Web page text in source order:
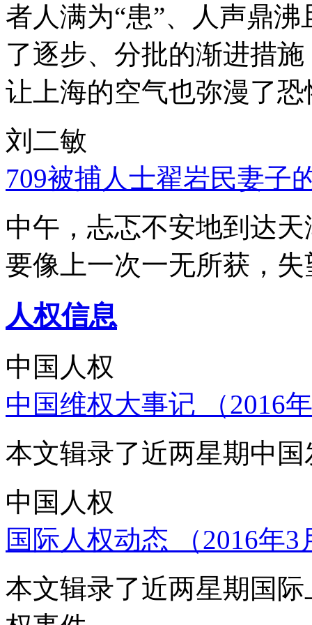
者人满为“患”、人声鼎
了逐步、分批的渐进措
让上海的空气也弥漫了
刘二敏
709被捕人士翟岩民妻子
中午，忐忑不安地到达
要像上一次一无所获，
人权信息
中国人权
中国维权大事记 （2016
本文辑录了近两星期中
中国人权
国际人权动态 （2016年
本文辑录了近两星期国